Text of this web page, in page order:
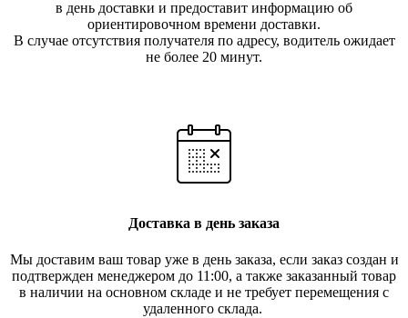
в день доставки и предоставит информацию об
ориентировочном времени доставки.
В случае отсутствия получателя по адресу, водитель ожидает
не более 20 минут.
Доставка в день заказа
Мы доставим ваш товар уже в день заказа, если заказ создан и
подтвержден менеджером до 11:00, а также заказанный товар
в наличии на основном складе и не требует перемещения с
удаленного склада.